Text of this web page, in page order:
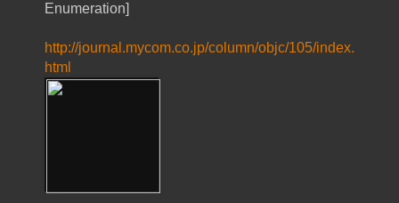
Enumeration]
http://journal.mycom.co.jp/column/objc/105/index.
html